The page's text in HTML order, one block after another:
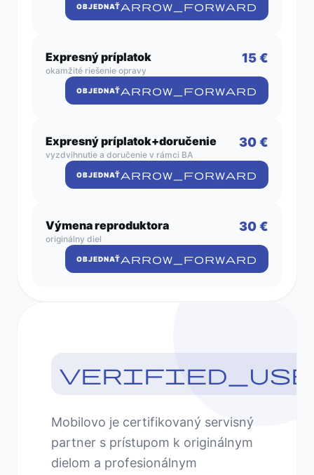
OBJEDNAŤ ARROW_FORWARD
Expresný príplatok
okamžité riešenie opravy
15 €
OBJEDNAŤ ARROW_FORWARD
Expresný príplatok+doručenie
vyzdvihnutie a doručenie v rámci BA
30 €
OBJEDNAŤ ARROW_FORWARD
Výmena reproduktora
originálny diel
30 €
OBJEDNAŤ ARROW_FORWARD
Mobilovo je certifikovaný servisný
partner s prístupom k originálnym
dielom a profesionálnym